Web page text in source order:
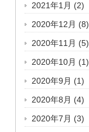
2021年1月 (2)
2020年12月 (8)
2020年11月 (5)
2020年10月 (1)
2020年9月 (1)
2020年8月 (4)
2020年7月 (3)